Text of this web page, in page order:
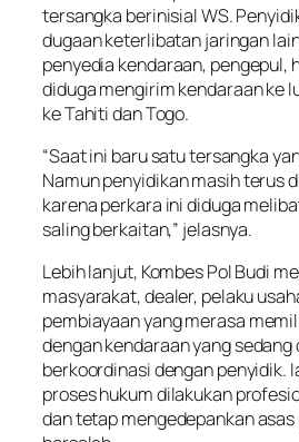
tersangka berinisial WS.
dugaan keterlibatan jaringan
penyedia kendaraan, pengepul,
diduga mengirim kendaraan ke
ke Tahiti dan Togo.
“Saat ini baru satu tersangka
Namun penyidikan masih terus
karena perkara ini diduga
saling berkaitan,” jelasnya.
Lebih lanjut, Kombes Pol Budi
masyarakat, dealer, pelaku
pembiayaan yang merasa
dengan kendaraan yang
berkoordinasi dengan penyidik.
proses hukum dilakukan
dan tetap mengedepankan